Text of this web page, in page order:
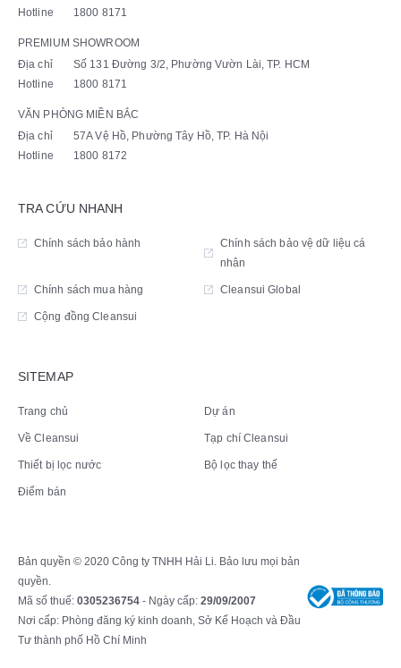
Hotline
1800 8171
PREMIUM SHOWROOM
Địa chỉ
Số 131 Đường 3/2, Phường Vườn Lài, TP. HCM
Hotline
1800 8171
VĂN PHÒNG MIỀN BẮC
Địa chỉ
57A Vệ Hồ, Phường Tây Hồ, TP. Hà Nội
Hotline
1800 8172
TRA CỨU NHANH
Chính sách bảo hành
Chính sách bảo vệ dữ liệu cá
nhân
Chính sách mua hàng Cleansui Global
Cộng đồng Cleansui
SITEMAP
Trang chủ Dự án
Về Cleansui Tạp chí Cleansui
Thiết bị lọc nước Bộ lọc thay thế
Điểm bán
Bản quyền © 2020 Công ty TNHH Hải Li. Bảo lưu mọi bản
quyền.
Mã số thuế: 0305236754 - Ngày cấp: 29/09/2007
Nơi cấp: Phòng đăng ký kinh doanh, Sở Kế Hoạch và Đầu
Tư thành phố Hồ Chí Minh